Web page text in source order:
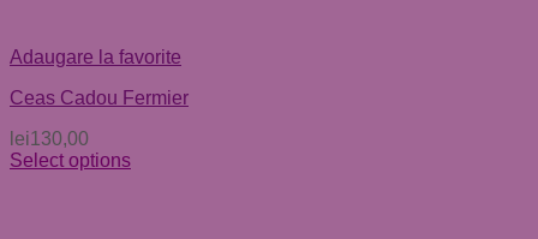
Adaugare la favorite
Ceas Cadou Fermier
lei130,00
Select options